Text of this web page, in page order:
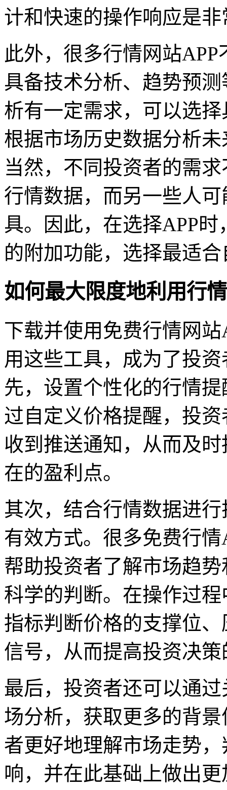
计和快速的操作响应是
此外，很多行情网站
具备技术分析、趋势预
析有一定需求，可以选
根据市场历史数据分析
当然，不同投资者的需
行情数据，而另一些人
具。因此，在选择APP
的附加功能，选择最适
如何最大限度地利用行
下载并使用免费行情网
用这些工具，成为了投
先，设置个性化的行情
过自定义价格提醒，投
收到推送通知，从而及
在的盈利点。
其次，结合行情数据进
有效方式。很多免费行
帮助投资者了解市场趋
科学的判断。在操作过
指标判断价格的支撑位
信号，从而提高投资决
最后，投资者还可以通
场分析，获取更多的背
者更好地理解市场走势
响，并在此基础上做出